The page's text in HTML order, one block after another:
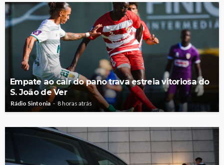
Empate ao cair do pano trava estreia vitoriosa do
S. João de Ver
Rádio Sintonia 8 horas atrás